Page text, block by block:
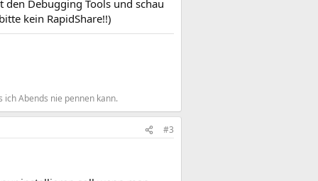
Debugging Tools und schau
kein RapidShare!!)
Abends nie pennen kann.
#3